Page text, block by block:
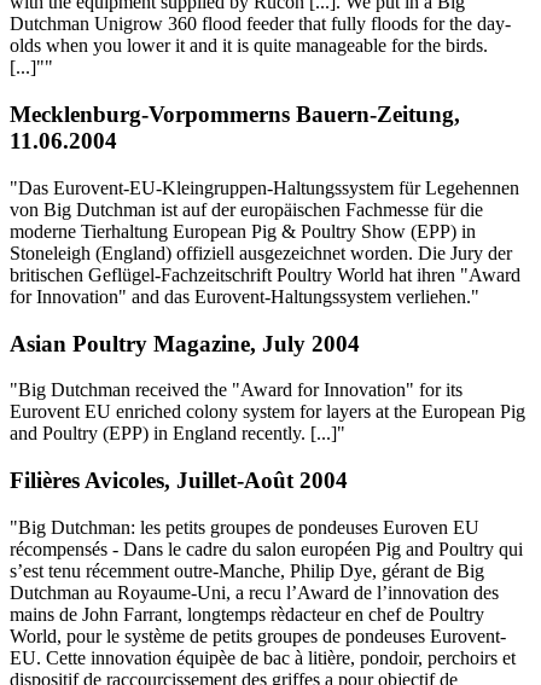
Dutchman Unigrow 360 flood feeder that fully floods for the day-
olds when you lower it and it is quite manageable for the birds.
[...]""
Mecklenburg-Vorpommerns Bauern-Zeitung,
11.06.2004
"Das Eurovent-EU-Kleingruppen-Haltungssystem für Legehennen
von Big Dutchman ist auf der europäischen Fachmesse für die
moderne Tierhaltung European Pig & Poultry Show (EPP) in
Stoneleigh (England) offiziell ausgezeichnet worden. Die Jury der
britischen Geflügel-Fachzeitschrift Poultry World hat ihren "Award
for Innovation" and das Eurovent-Haltungssystem verliehen."
Asian Poultry Magazine, July 2004
"Big Dutchman received the "Award for Innovation" for its
Eurovent EU enriched colony system for layers at the European Pig
and Poultry (EPP) in England recently. [...]"
Filières Avicoles, Juillet-Août 2004
"Big Dutchman: les petits groupes de pondeuses Euroven EU
récompensés - Dans le cadre du salon européen Pig and Poultry qui
s’est tenu récemment outre-Manche, Philip Dye, gérant de Big
Dutchman au Royaume-Uni, a recu l’Award de l’innovation des
mains de John Farrant, longtemps rèdacteur en chef de Poultry
World, pour le système de petits groupes de pondeuses Eurovent-
EU. Cette innovation équipèe de bac à litière, pondoir, perchoirs et
dispositif de raccourcissement des griffes a pour objectif de